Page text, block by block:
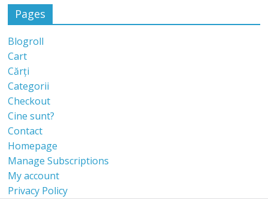
Pages
Blogroll
Cart
Cărți
Categorii
Checkout
Cine sunt?
Contact
Homepage
Manage Subscriptions
My account
Privacy Policy